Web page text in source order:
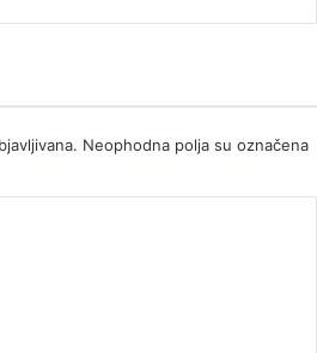
Neophodna polja su označena